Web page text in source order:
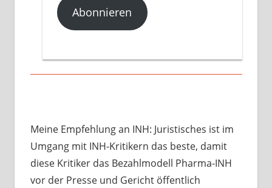
Abonnieren
Meine Empfehlung an INH: Juristisches ist im
Umgang mit INH-Kritikern das beste, damit
diese Kritiker das Bezahlmodell Pharma-INH
vor der Presse und Gericht öffentlich